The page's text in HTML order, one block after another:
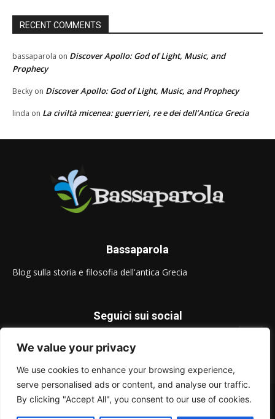
We value your privacy
We use cookies to enhance your browsing experience,
serve personalised ads or content, and analyse our traffic.
By clicking "Accept All", you consent to our use of cookies.
RECENT COMMENTS
bassaparola on Discover Apollo: God of Light, Music, and
Prophecy
Becky on Discover Apollo: God of Light, Music, and Prophecy
linda on La civiltà micenea: guerrieri, re e dei dell’Antica Grecia
Bassaparola
Blog sulla storia e filosofia dell'antica Grecia
Seguici sui social
© Bassaparola.it 2015-2025